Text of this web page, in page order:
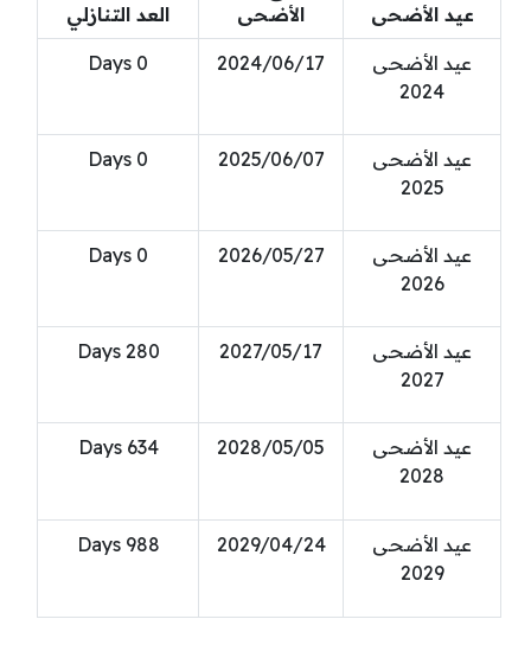
عيد الأضحى
الأضحى
العد التنازلي
عيد الأضحى
2024
2024/06/17
0
Days
عيد الأضحى
2025
2025/06/07
0
Days
عيد الأضحى
2026
2026/05/27
0
Days
عيد الأضحى
2027
2027/05/17
280
Days
عيد الأضحى
2028
2028/05/05
634
Days
عيد الأضحى
2029
2029/04/24
988
Days